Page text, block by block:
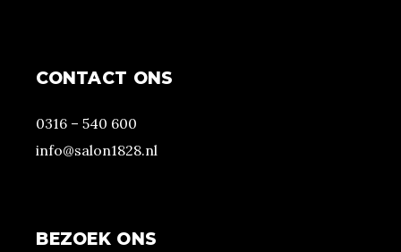
CONTACT ONS
0316 – 540 600
info@salon1828.nl
BEZOEK ONS